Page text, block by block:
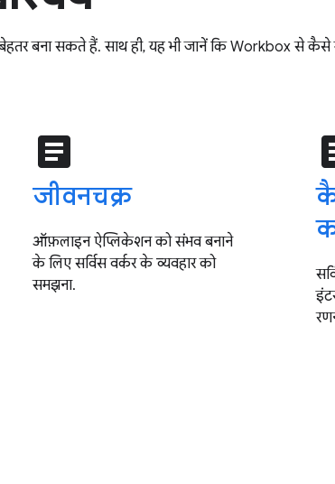
बना सकते हैं. साथ ही, यह भी जानें कि Workbox से कैसे
article
जीवनचक्र
ऑफ़लाइन ऐप्लिकेशन को संभव बनाने
के लिए सर्विस वर्कर के व्यवहार को
समझना.